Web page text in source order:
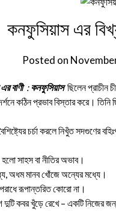
কনফুসিয়াস এর
Posted on
বাণী :কনফুসিয়াসছিলেন প্রাচীন
কঠিন প্রভাব বিস্তার করে।
চর্চা করলে নিখুঁত সদগুণের
সাহস বা নীতির অভাব।
অধম মানব খোঁজে অন্যের মধ্যে।
রূপান্তরিত কোরো না।
কবর খুঁড়ে রেখে – একটি নিজের